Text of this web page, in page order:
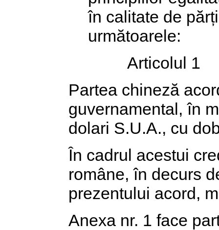
în calitate de
următoarele:
Articolul 1
Partea chineză
guvernamental, în
dolari S.U.A., cu
În cadrul acestui
române, în decurs
prezentului acord,
Anexa nr. 1 face